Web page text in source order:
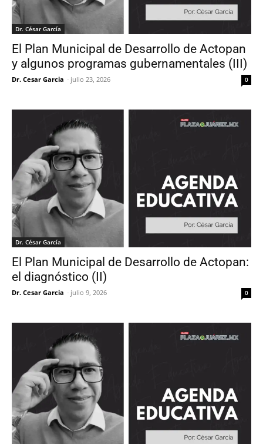
Dr. César García
El Plan Municipal de Desarrollo de Actopan
y algunos programas gubernamentales (III)
Dr. Cesar Garcia - julio 23, 2026 0
Dr. César García
El Plan Municipal de Desarrollo de Actopan:
el diagnóstico (II)
Dr. Cesar Garcia - julio 9, 2026 0